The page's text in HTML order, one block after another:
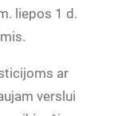
liepos 1 d.
ar
verslui